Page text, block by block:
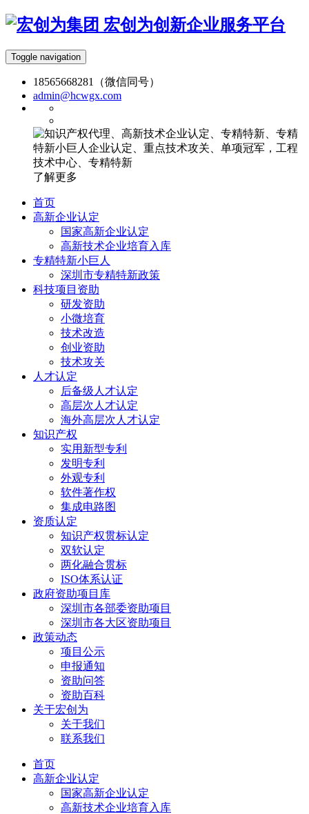
宏创为创新企业服务平台
Toggle navigation
18565668281（微信同号）
admin@hcwgx.com
了解更多
首页
高新企业认定
国家高新企业认定
高新技术企业培育入库
专精特新小巨人
深圳市专精特新政策
科技项目资助
研发资助
小微培育
技术改造
创业资助
技术攻关
人才认定
后备级人才认定
高层次人才认定
海外高层次人才认定
知识产权
实用新型专利
发明专利
外观专利
软件著作权
集成电路图
资质认定
知识产权贯标认定
双软认定
两化融合贯标
ISO体系认证
政府资助项目库
深圳市各部委资助项目
深圳市各大区资助项目
政策动态
项目公示
申报通知
资助问答
资助百科
关于宏创为
关于我们
联系我们
首页
高新企业认定
国家高新企业认定
高新技术企业培育入库